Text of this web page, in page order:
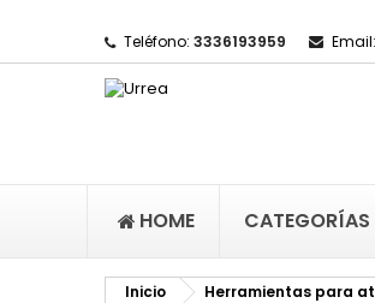
Teléfono: 3336193959 Email:
HOME CATEGORÍAS
Inicio Herramientas para